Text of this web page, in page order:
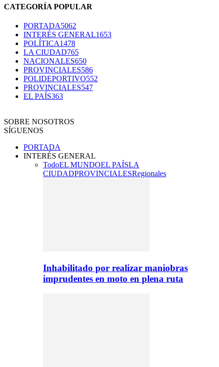
CATEGORÍA POPULAR
PORTADA5062
INTERÉS GENERAL1653
POLÍTICA1478
LA CIUDAD765
NACIONALES650
PROVINCIALES586
POLIDEPORTIVO552
PROVINCIALES547
EL PAÍS363
SOBRE NOSOTROS
SÍGUENOS
PORTADA
INTERÉS GENERAL
TodoEL MUNDOEL PAÍSLA
CIUDADPROVINCIALESRegionales
Inhabilitado por realizar maniobras
imprudentes en moto en plena ruta